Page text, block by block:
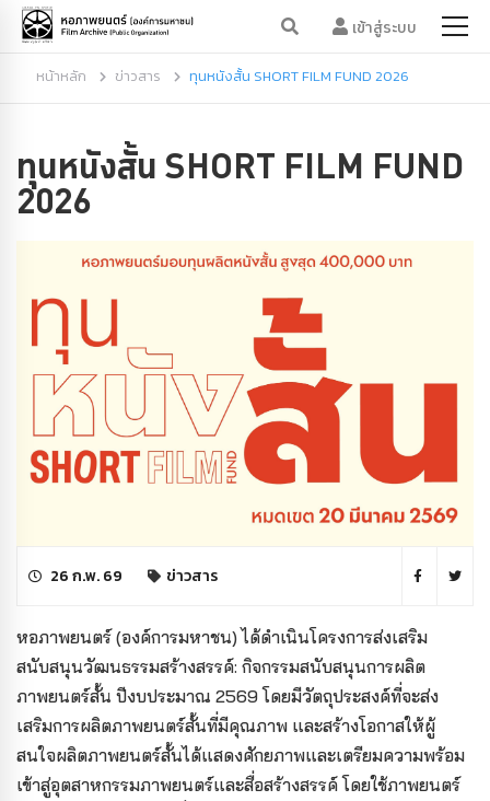
เข้าสู่ระบบ
หน้าหลัก ข่าวสาร ทุนหนังสั้น SHORT FILM FUND 2026
ทุนหนังสั้น SHORT FILM FUND
2026
26 ก.พ. 69 ข่าวสาร
หอภาพยนตร์ (องค์การมหาชน) ได้ดำเนินโครงการส่งเสริม
สนับสนุนวัฒนธรรมสร้างสรรค์: กิจกรรมสนับสนุนการผลิต
ภาพยนตร์สั้น ปีงบประมาณ 2569 โดยมีวัตถุประสงค์ที่จะส่ง
เสริมการผลิตภาพยนตร์สั้นที่มีคุณภาพ และสร้างโอกาสให้ผู้
สนใจผลิตภาพยนตร์สั้นได้แสดงศักยภาพและเตรียมความพร้อม
เข้าสู่อุตสาหกรรมภาพยนตร์และสื่อสร้างสรรค์ โดยใช้ภาพยนตร์